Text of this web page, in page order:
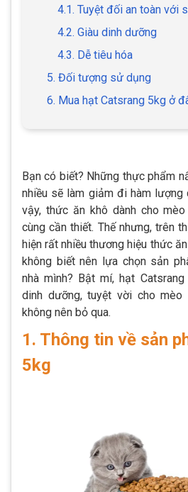
4.1. Tuyệt đối an toàn với
4.2. Giàu dinh dưỡng
4.3. Dễ tiêu hóa
5. Đối tượng sử dụng
6. Mua hạt Catsrang 5kg ở
Bạn có biết? Những thực phẩm
nhiều sẽ làm giảm đi hàm lượng
vậy, thức ăn khô dành cho
cùng cần thiết. Thế nhưng, trên
hiện rất nhiều thương hiệu thức
không biết nên lựa chọn sản
nhà mình? Bật mí, hạt
dinh dưỡng, tuyệt vời cho
không nên bỏ qua.
1. Thông tin về sản
5kg